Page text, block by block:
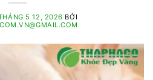
5 12, 2026 BỞI